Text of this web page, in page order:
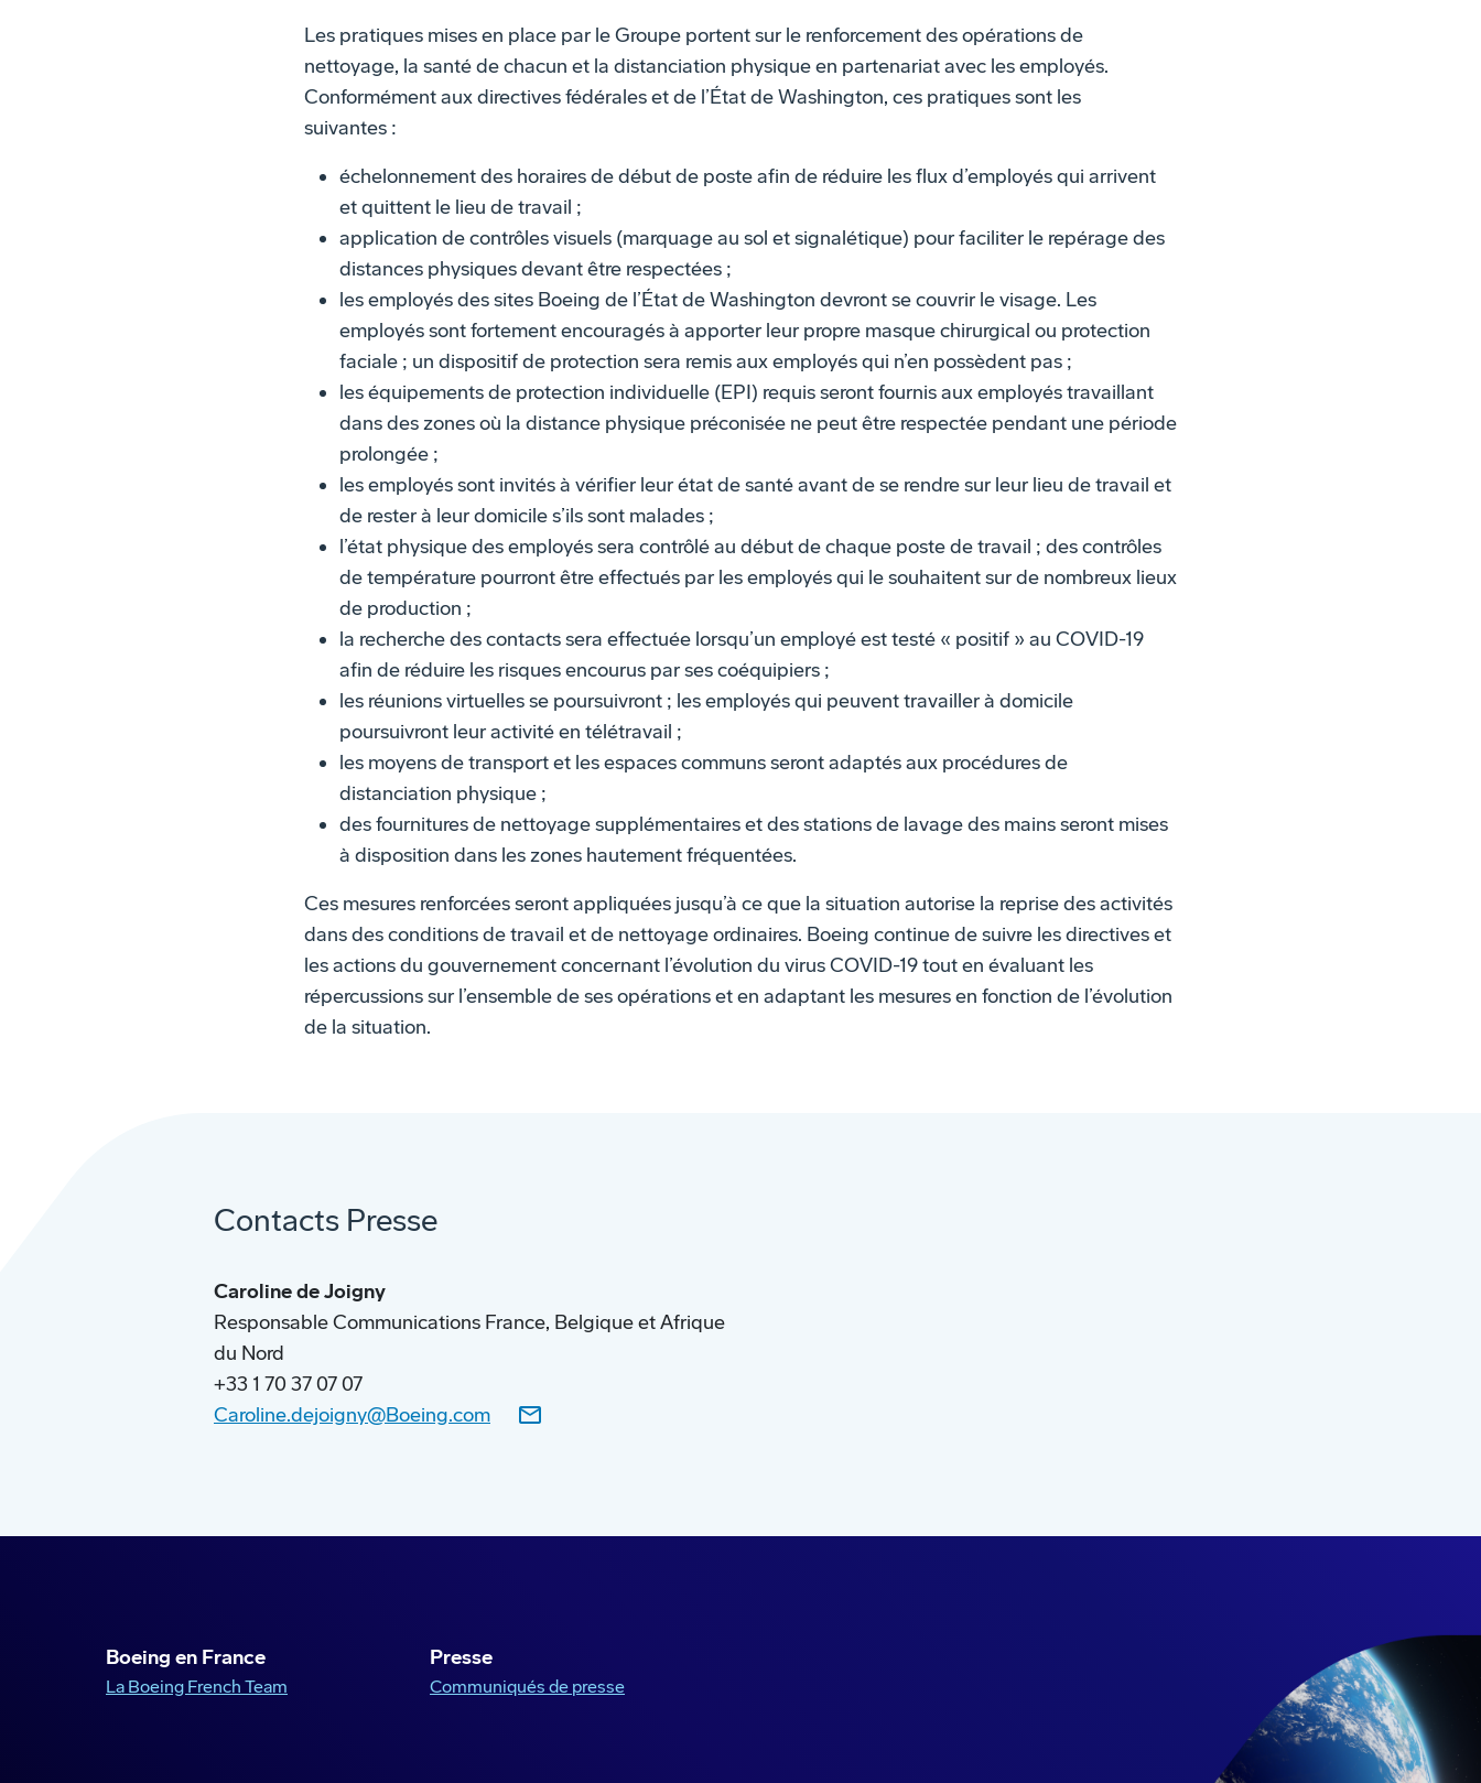
Les pratiques mises en place par le Groupe portent sur le renforcement des opérations de
nettoyage, la santé de chacun et la distanciation physique en partenariat avec les employés.
Conformément aux directives fédérales et de l’État de Washington, ces pratiques sont les
suivantes :
échelonnement des horaires de début de poste afin de réduire les flux d’employés qui arrivent
et quittent le lieu de travail ;
application de contrôles visuels (marquage au sol et signalétique) pour faciliter le repérage des
distances physiques devant être respectées ;
les employés des sites Boeing de l’État de Washington devront se couvrir le visage. Les
employés sont fortement encouragés à apporter leur propre masque chirurgical ou protection
faciale ; un dispositif de protection sera remis aux employés qui n’en possèdent pas ;
les équipements de protection individuelle (EPI) requis seront fournis aux employés travaillant
dans des zones où la distance physique préconisée ne peut être respectée pendant une période
prolongée ;
les employés sont invités à vérifier leur état de santé avant de se rendre sur leur lieu de travail et
de rester à leur domicile s’ils sont malades ;
l’état physique des employés sera contrôlé au début de chaque poste de travail ; des contrôles
de température pourront être effectués par les employés qui le souhaitent sur de nombreux lieux
de production ;
la recherche des contacts sera effectuée lorsqu’un employé est testé « positif » au COVID-19
afin de réduire les risques encourus par ses coéquipiers ;
les réunions virtuelles se poursuivront ; les employés qui peuvent travailler à domicile
poursuivront leur activité en télétravail ;
les moyens de transport et les espaces communs seront adaptés aux procédures de
distanciation physique ;
des fournitures de nettoyage supplémentaires et des stations de lavage des mains seront mises
à disposition dans les zones hautement fréquentées.
Ces mesures renforcées seront appliquées jusqu’à ce que la situation autorise la reprise des activités
dans des conditions de travail et de nettoyage ordinaires. Boeing continue de suivre les directives et
les actions du gouvernement concernant l’évolution du virus COVID-19 tout en évaluant les
répercussions sur l’ensemble de ses opérations et en adaptant les mesures en fonction de l’évolution
de la situation.
Contacts Presse
Caroline de Joigny
Responsable Communications France, Belgique et Afrique
du Nord
+33 1 70 37 07 07
Caroline.dejoigny@Boeing.com
Boeing en France
La Boeing French Team
Presse
Communiqués de presse